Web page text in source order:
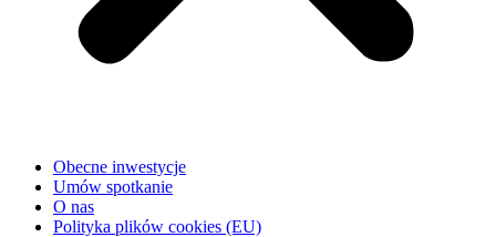
Obecne inwestycje
Umów spotkanie
O nas
Polityka plików cookies (EU)